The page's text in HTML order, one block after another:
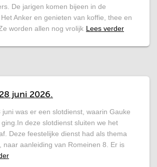
De jarigen komen bijeen in de
Anker en genieten van koffie, thee en
worden allen nog vrolijk Lees verder
juni 2026.
was er een slotdienst, waarin Gauke
deze slotdienst sluiten we het
Deze feestelijke dienst had als thema
naar aanleiding van Romeinen 8. Er is